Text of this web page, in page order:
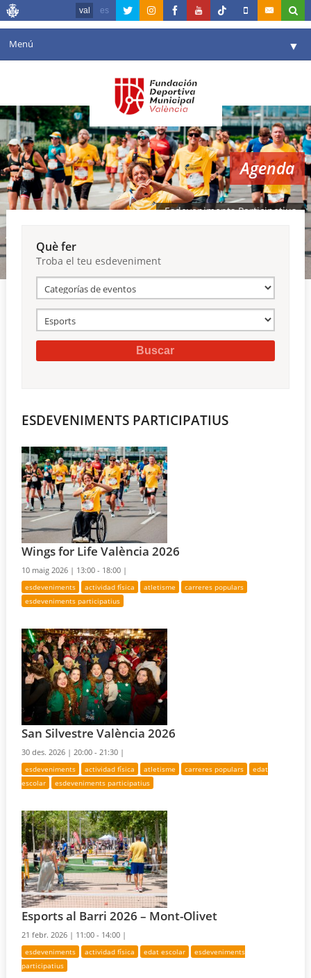
val es
Menú ▼
Agenda
Instal·lacions ▼
Comunicació ▼
València en esport ▼
Reserves
Agenda
Esdeveniments Participatius
Què fer
Troba el teu esdeveniment
ESDEVENIMENTS PARTICIPATIUS
Wings for Life València 2026
10 maig 2026 | 13:00 - 18:00 |
esdeveniments actividad física atletisme
carreres populars
esdeveniments participatius
San Silvestre València 2026
30 des. 2026 |20:00 - 21:30 |
esdeveniments actividad física atletisme carreres populars
edat
escolar
esdeveniments participatius
Esports al Barri 2026 – Mont-Olivet
21 febr. 2026 | 11:00 - 14:00 |
esdeveniments actividad física edat escolar
esdeveniments
participatius